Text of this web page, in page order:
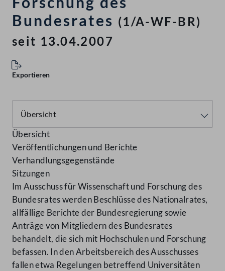
Bundesrates (1/A-WF-BR)
seit 13.04.2007
Exportieren
Übersicht
Veröffentlichungen und Berichte
Verhandlungsgegenstände
Sitzungen
Im Ausschuss für Wissenschaft und Forschung des
Bundesrates werden Beschlüsse des Nationalrates,
allfällige Berichte der Bundesregierung sowie
Anträge von Mitgliedern des Bundesrates
behandelt, die sich mit Hochschulen und Forschung
befassen. In den Arbeitsbereich des Ausschusses
fallen etwa Regelungen betreffend Universitäten